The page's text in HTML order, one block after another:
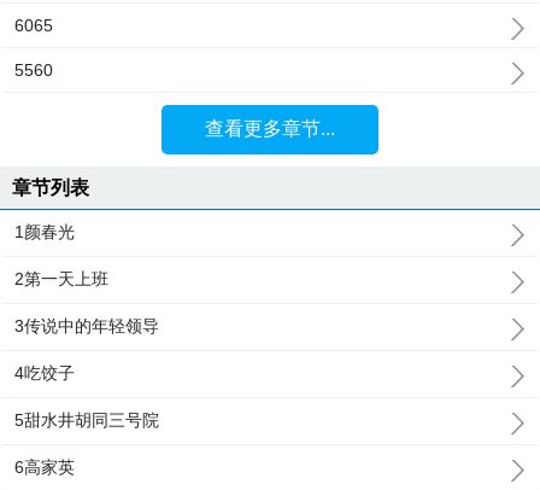
6065
5560
查看更多章节...
章节列表
1颜春光
2第一天上班
3传说中的年轻领导
4吃饺子
5甜水井胡同三号院
6高家英